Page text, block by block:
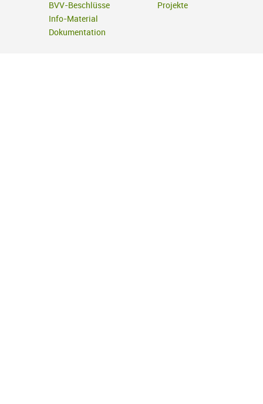
BVV-Beschlüsse
Info-Material
Dokumentation
Projekte